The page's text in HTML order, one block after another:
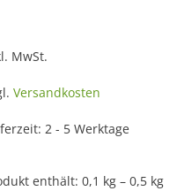
MwSt.
Versandkosten
2 - 5 Werktage
enthält: 0,1 kg – 0,5 kg